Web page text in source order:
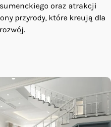
oraz atrakcji
przyrody, które kreują dla